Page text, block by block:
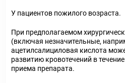
У пациентов пожилого возраста.
При предполагаемом
(включая незначительные,
ацетилсалициловая кислота
развитию кровотечений в
приема препарата.